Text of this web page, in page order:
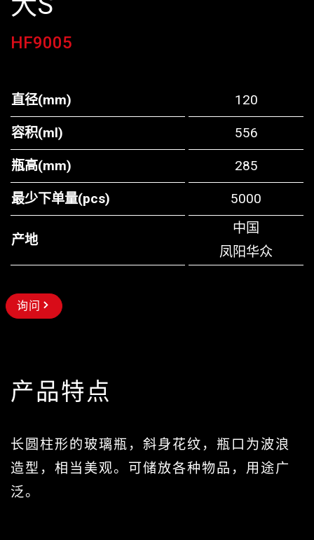
HF9005
直径(mm) 120
容积(ml) 556
瓶高(mm) 285
最少下单量(pcs) 5000
产地
中国
凤阳华众
询问
产品特点
长圆柱形的玻璃瓶，斜身花纹，瓶口为波浪
造型，相当美观。可储放各种物品，用途广
泛。